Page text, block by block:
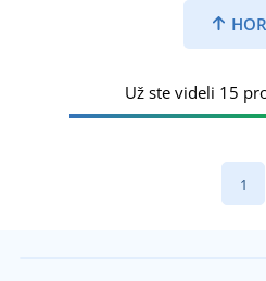
Už ste videli 15
1